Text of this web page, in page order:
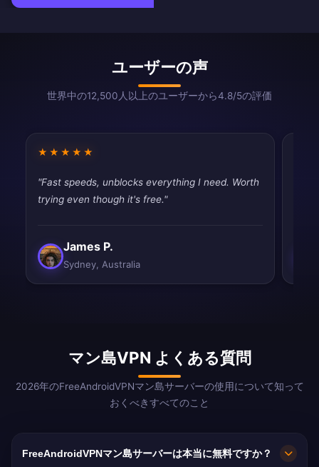
ユーザーの声
世界中の12,500人以上のユーザーから4.8/5の評価
★★★★★
"Fast speeds, unblocks everything I need. Worth
trying even though it's free."
James P.
Sydney, Australia
マン島VPN よくある質問
2026年のFreeAndroidVPNマン島サーバーの使用について知って
おくべきすべてのこと
FreeAndroidVPNマン島サーバーは本当に無料ですか？